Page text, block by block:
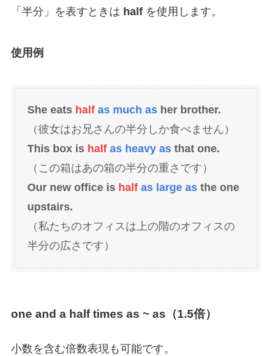
「半分」を表すときは halfを使用します。
使用例
She eats half as much asher brother.
（彼女はお兄さんの半分しか食べません）
This box is half as heavy asthat one.
（この箱はあの箱の半分の重さです）
Our new office is half as large asthe one
upstairs.
（私たちのオフィスは上の階のオフィスの
半分の広さです）
one and a half times as ~ as（1.5倍）
小数を含む倍数表現も可能です。